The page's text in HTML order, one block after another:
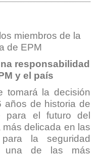
miembros de la
de EPM
responsabilidad
y el país
tomará la decisión
años de historia de
para el futuro del
delicada en las
la seguridad
una de las más